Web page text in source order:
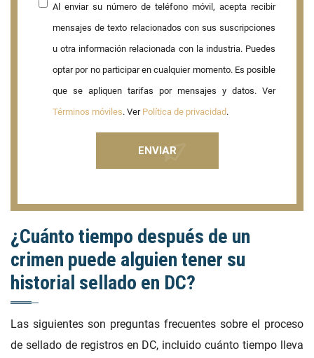
Al enviar su número de teléfono móvil, acepta recibir
mensajes de texto relacionados con sus suscripciones
u otra información relacionada con la industria. Puedes
optar por no participar en cualquier momento. Es posible
que se apliquen tarifas por mensajes y datos. Ver
Términos móviles. Ver Política de privacidad.
¿Cuánto tiempo después de un
crimen puede alguien tener su
historial sellado en DC?
Las siguientes son preguntas frecuentes sobre el proceso
de sellado de registros en DC, incluido cuánto tiempo lleva